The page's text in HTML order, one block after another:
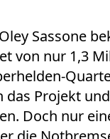
Sassone
von nur 1,3
das Projekt
Doch nur